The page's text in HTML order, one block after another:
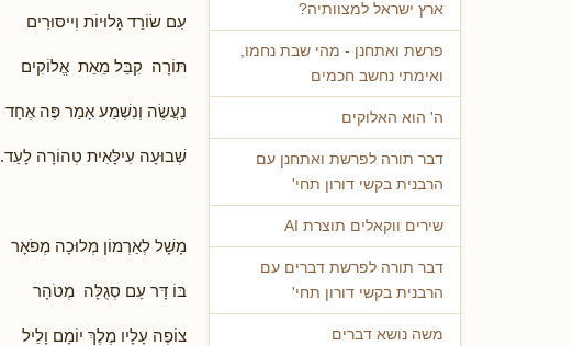
ארץ ישראל למצוותיה?
פרשת ואתחנן - מהי שבת נחמו,
ואימתי נחשב חכמים
ה' הוא האלוקים
דבר תורה לפרשת ואתחנן עם
הרבנית בקשי דורון תחי'
שירים ווקאלים תוצרת AI
דבר תורה לפרשת דברים עם
הרבנית בקשי דורון תחי'
משה נושא דברים
עִם שׂוֹרֵד גָּלוּיוֹת וְיִיסּוּרִים
תּוֹרָה קִבֵּל מֵאֵת אֱלוֹקִים
נַעֲשֶׂה וְנִשְׁמַע אָמַר פֶּה אֶחָד
שְׁבוּעָה עִילָּאִית טְהוֹרָה לָעַד.
מָשָׁל לְאַרְמוֹן מְלוּכָה מְפֹאָר
בּוֹ דָּר עַם סְגֻלָּה מְטֹהָר
צוֹפֶה עָלָיו מֶלֶךְ יוֹמָם וָלֵיל